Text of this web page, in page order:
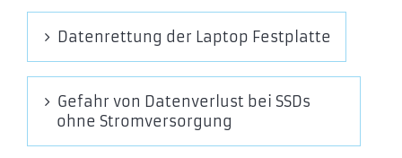
MZ-76P256B
MZ-76P256E
MZ-76P2T0B
MZ-76P4T0B
MZ-76P512B
Datenrettung der Laptop Festplatte
Gefahr von Datenverlust bei SSDs
ohne Stromversorgung